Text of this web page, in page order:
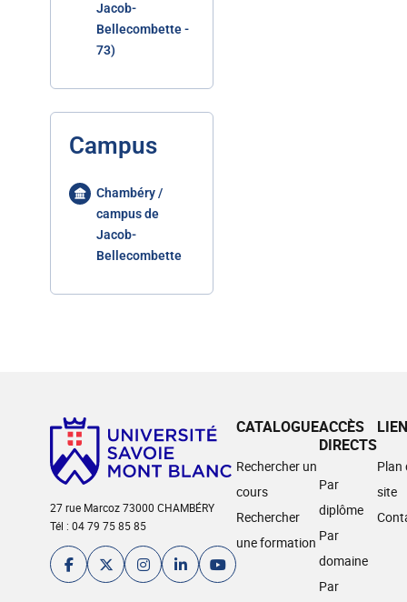
Jacob-
Bellecombette -
73)
Campus
Chambéry /
campus de
Jacob-
Bellecombette
27 rue Marcoz 73000 CHAMBÉRY
Tél : 04 79 75 85 85
CATALOGUE
Rechercher un
cours
Rechercher
une formation
ACCÈS
DIRECTS
Par
diplôme
Par
domaine
Par
Plan
site